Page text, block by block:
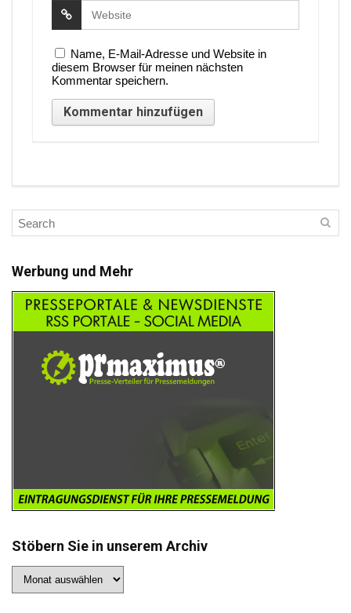
Name, E-Mail-Adresse und Website in
diesem Browser für meinen nächsten
Kommentar speichern.
Werbung und Mehr
Stöbern Sie in unserem Archiv
Sie